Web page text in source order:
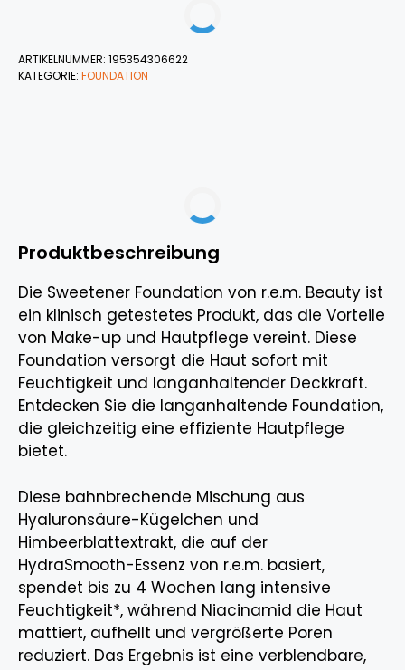
ARTIKELNUMMER: 195354306622
KATEGORIE: FOUNDATION
Produktbeschreibung
Die Sweetener Foundation von r.e.m. Beauty ist
ein klinisch getestetes Produkt, das die Vorteile
von Make-up und Hautpflege vereint. Diese
Foundation versorgt die Haut sofort mit
Feuchtigkeit und langanhaltender Deckkraft.
Entdecken Sie die langanhaltende Foundation,
die gleichzeitig eine effiziente Hautpflege
bietet.
Diese bahnbrechende Mischung aus
Hyaluronsäure-Kügelchen und
Himbeerblattextrakt, die auf der
HydraSmooth-Essenz von r.e.m. basiert,
spendet bis zu 4 Wochen lang intensive
Feuchtigkeit*, während Niacinamid die Haut
mattiert, aufhellt und vergrößerte Poren
reduziert. Das Ergebnis ist eine verblendbare,